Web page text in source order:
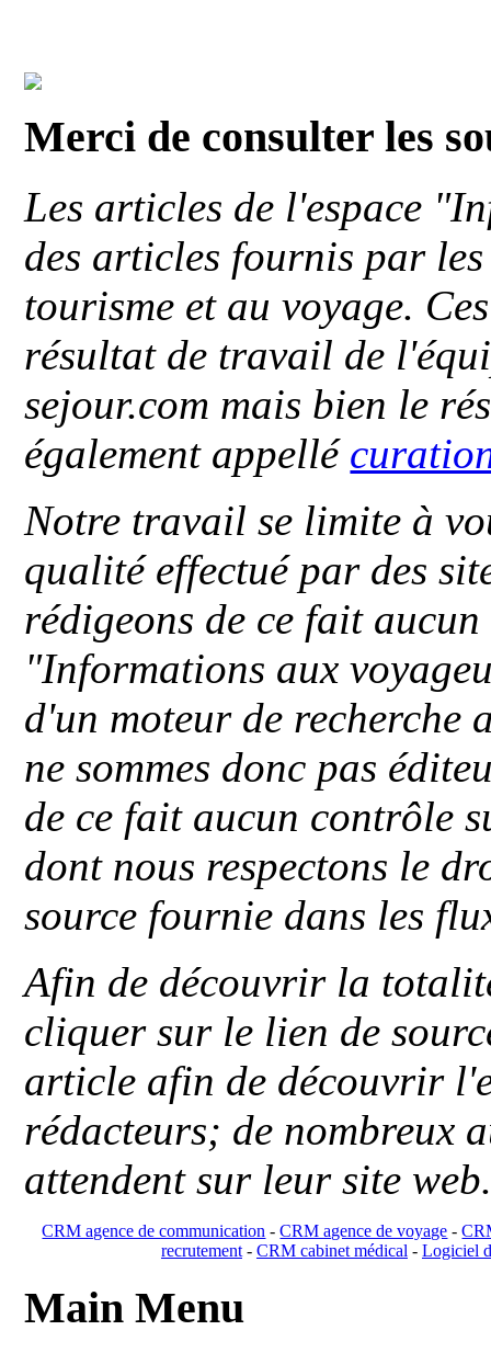
Merci de consulter les
Les articles de l'espace
des articles fournis par
tourisme et au voyage.
résultat de travail de
sejour.com mais bien le
également appellé
Notre travail se limite à
qualité effectué par des
rédigeons de ce fait
"Informations aux
d'un moteur de recherche
ne sommes donc pas
de ce fait aucun contrôle
dont nous respectons le
source fournie dans les
Afin de découvrir la
cliquer sur le lien de
article afin de découvrir
rédacteurs; de nombreux
attendent sur leur site
CRM agence de communication -CRM agence de voyage -
recrutement- CRM cabinet médical- Logiciel
Main Menu